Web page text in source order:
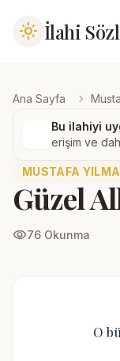
light_mode İlahi
Ana Sayfa chevron_right
Bu ilahiyi
erişim ve
MUSTAFA
Güzel
visibility76 Okunma
O